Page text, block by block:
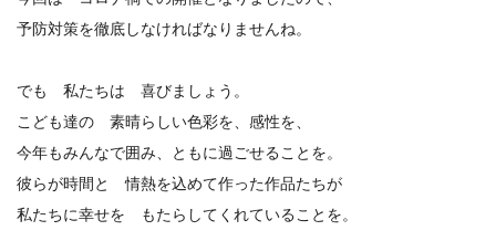
予防対策を徹底しなければなりませんね。
でも 私たちは 喜びましょう。
こども達の 素晴らしい色彩を、感性を、
今年もみんなで囲み、ともに過ごせることを。
彼らが時間と 情熱を込めて作った作品たちが
私たちに幸せを もたらしてくれていることを。